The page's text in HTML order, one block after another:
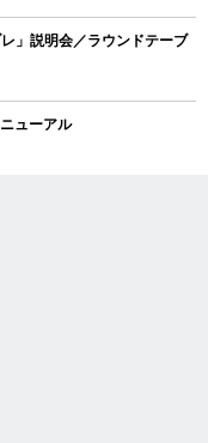
」説明会／ラウンドテーブ
ューアル